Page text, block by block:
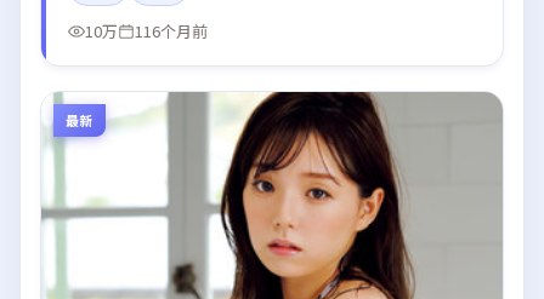
10万 116个月前
最新